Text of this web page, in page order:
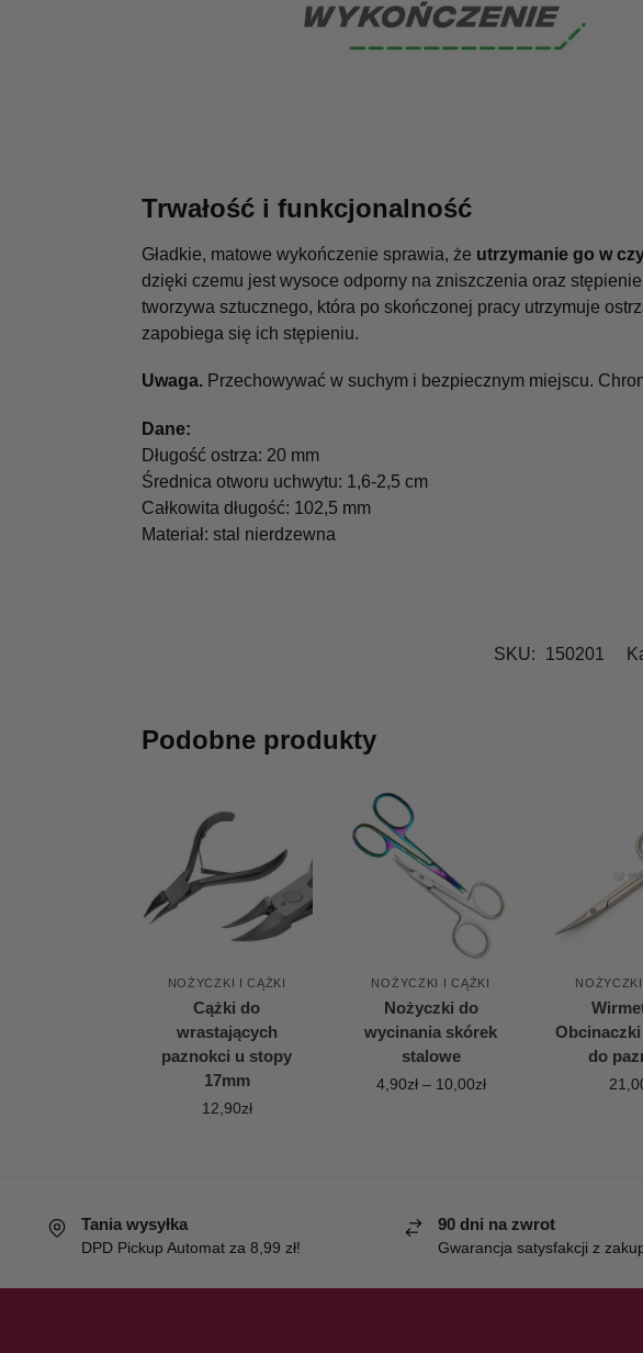
Trwałość i funkcjonalność
Gładkie, matowe wykończenie sprawia, że utrzymanie go w
dzięki czemu jest wysoce odporny na zniszczenia oraz
tworzywa sztucznego, która po skończonej pracy utrzymuje
zapobiega się ich stępieniu.
Uwaga.Przechowywać w suchym i bezpiecznym miejscu.
Dane:
Długość ostrza: 20 mm
Średnica otworu uchwytu: 1,6-2,5 cm
Całkowita długość: 102,5 mm
Materiał: stal nierdzewna
SKU: 150201
Podobne produkty
NOŻYCZKI I CĄŻKI
Cążki do
wrastających
paznokci u stopy
17mm
12,90zł
NOŻYCZKI I CĄŻKI
Nożyczki do
wycinania skórek
stalowe
4,90zł – 10,00zł
do
Tania wysyłka
DPD Pickup Automat za 8,99 zł!
90 dni na zwrot
Gwarancja satysfakcji z